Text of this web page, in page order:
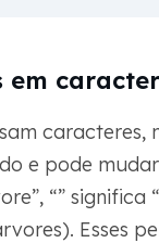
em
caracteres,
e pode
“”
Esses